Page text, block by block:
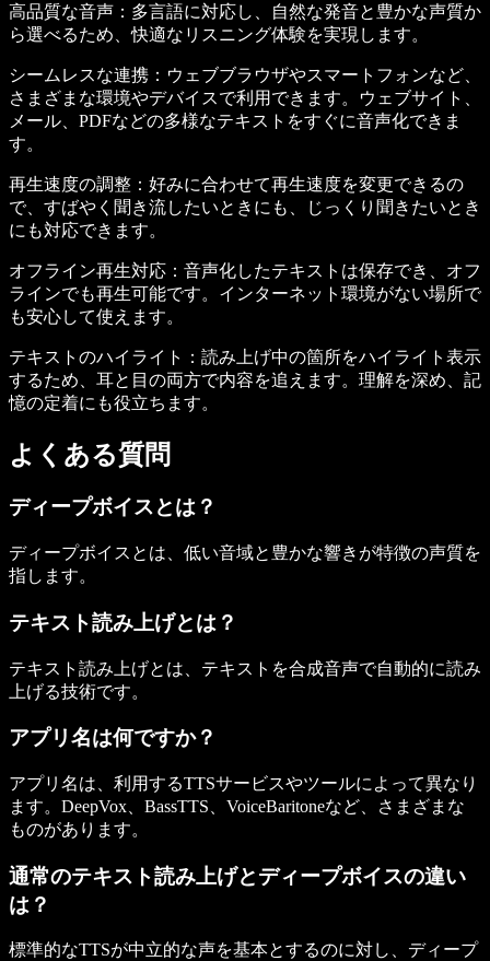
高品質な音声 ：多言語に対応し、自然な発音と豊かな声質か
ら選べるため、快適なリスニング体験を実現します。
シームレスな連携 ：ウェブブラウザやスマートフォンなど、
さまざまな環境やデバイスで利用できます。ウェブサイト、
メール、PDFなどの多様なテキストをすぐに音声化できま
す。
再生速度の調整 ：好みに合わせて再生速度を変更できるの
で、すばやく聞き流したいときにも、じっくり聞きたいとき
にも対応できます。
オフライン再生対応 ：音声化したテキストは保存でき、オフ
ラインでも再生可能です。インターネット環境がない場所で
も安心して使えます。
テキストのハイライト
：読み上げ中の箇所をハイライト表示
するため、耳と目の両方で内容を追えます。理解を深め、記
憶の定着にも役立ちます。
よくある質問
ディープボイスとは？
ディープボイスとは、低い音域と豊かな響きが特徴の声質を
指します。
テキスト読み上げとは？
テキスト読み上げとは、テキストを合成音声で自動的に読み
上げる技術です。
アプリ名は何ですか？
アプリ名は、利用するTTSサービスやツールによって異なり
ます。DeepVox、BassTTS、VoiceBaritoneなど、さまざまな
ものがあります。
通常のテキスト読み上げとディープボイスの違い
は？
標準的なTTSが中立的な声を基本とするのに対し、ディープ